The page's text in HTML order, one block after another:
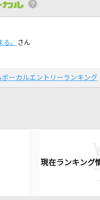
る。 さん
ーカルエントリーランキング